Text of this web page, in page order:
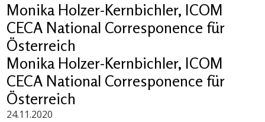
Monika Holzer-Kernbichler, ICOM
CECA National Corresponence für
Österreich
Monika Holzer-Kernbichler, ICOM
CECA National Corresponence für
Österreich
24.11.2020